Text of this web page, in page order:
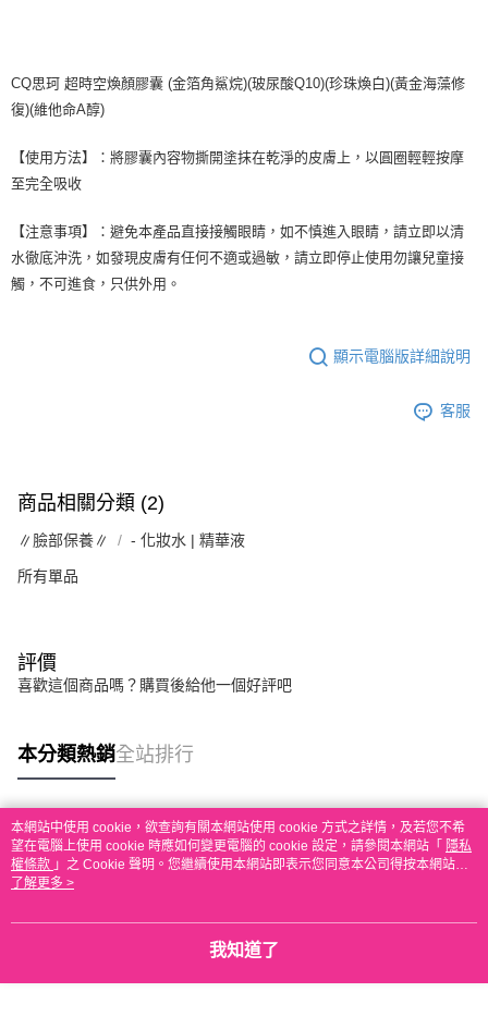
CQ思珂 超時空煥顏膠囊 (金箔角鯊烷)(玻尿酸Q10)(珍珠煥白)(黃金海藻修
復)(維他命A醇)
【使用方法】：將膠囊內容物撕開塗抹在乾淨的皮膚上，以圓圈輕輕按摩
至完全吸收
【注意事項】：避免本產品直接接觸眼睛，如不慎進入眼睛，請立即以清
水徹底沖洗，如發現皮膚有任何不適或過敏，請立即停止使用勿讓兒童接
觸，不可進食，只供外用。
顯示電腦版詳細說明
客服
商品相關分類 (2)
∥臉部保養∥ - 化妝水 | 精華液
所有單品
評價
喜歡這個商品嗎？購買後給他一個好評吧
本分類熱銷全站排行
熱門標籤
本網站中使用 cookie，欲查詢有關本網站使用 cookie 方式之詳情，及若您不希
望在電腦上使用 cookie 時應如何變更電腦的 cookie 設定，請參閱本網站「 隱私
權條款 」之 Cookie 聲明。您繼續使用本網站即表示您同意本公司得按本網站使
用條款之 Cookie 聲明使用 cookie。
了解更多 >
我知道了